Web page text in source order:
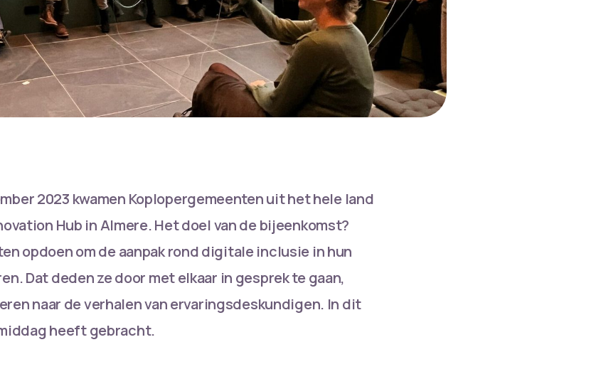
2023 kwamen Koplopergemeenten uit het hele land
Hub in Almere. Het doel van de bijeenkomst?
opdoen om de aanpak rond digitale inclusie in hun
Dat deden ze door met elkaar in gesprek te gaan,
naar de verhalen van ervaringsdeskundigen. In dit
heeft gebracht.